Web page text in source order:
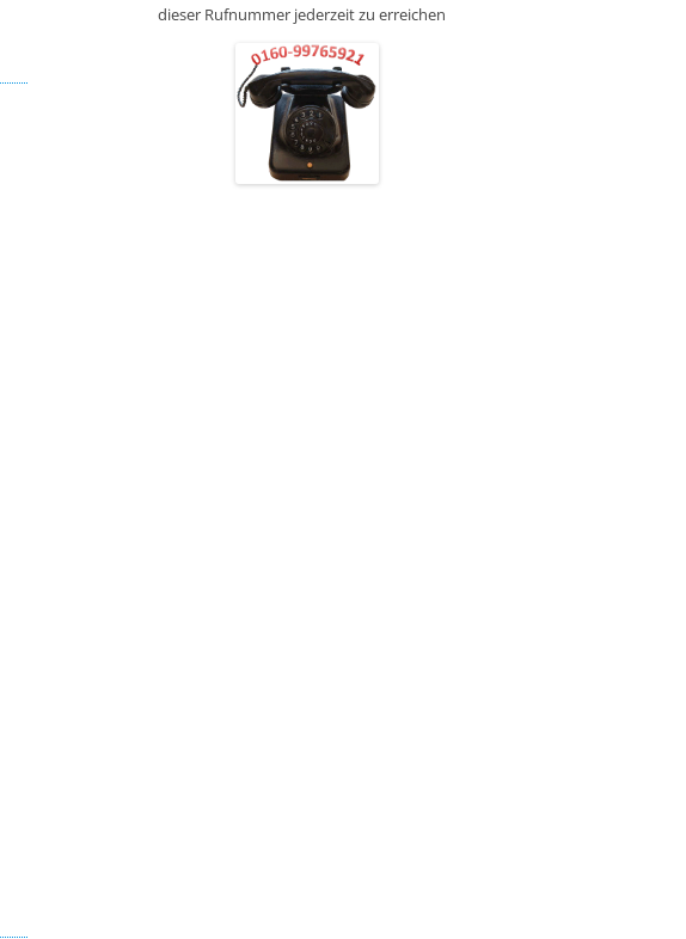
dieser Rufnummer jederzeit zu erreichen